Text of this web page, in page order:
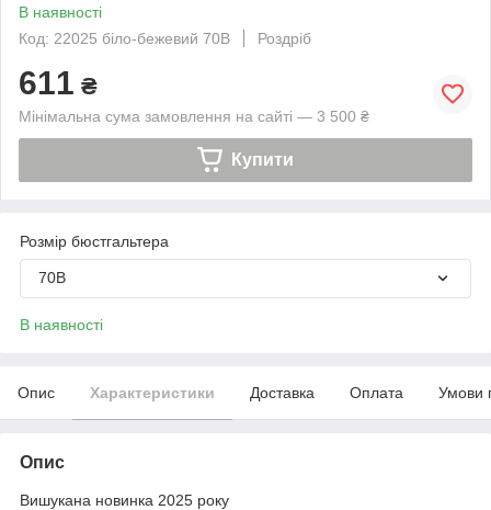
В наявності
Код: 22025 біло-бежевий 70В
Роздріб
611 ₴
Мінімальна сума замовлення на сайті — 3 500 ₴
Купити
Розмір бюстгальтера
70B
В наявності
Опис Характеристики Доставка Оплата Умови
Опис
Вишукана новинка 2025 року